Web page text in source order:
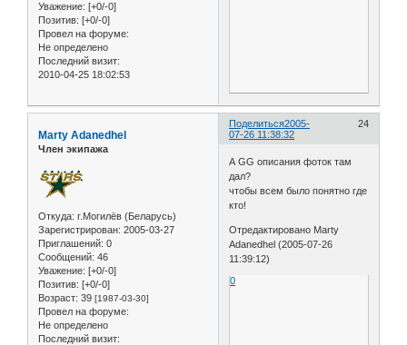
Уважение: [+0/-0]
Позитив: [+0/-0]
Провел на форуме:
Не определено
Последний визит:
2010-04-25 18:02:53
Поделиться 24
2005-
07-26 11:38:32
Marty Adanedhel
Член экипажа
Откуда: г.Могилёв (Беларусь)
Зарегистрирован: 2005-03-27
Приглашений: 0
Сообщений: 46
Уважение: [+0/-0]
Позитив: [+0/-0]
Возраст: 39 [1987-03-30]
Провел на форуме:
Не определено
Последний визит:
А GG описания фоток там
дал?
чтобы всем было понятно где
кто!
Отредактировано Marty
Adanedhel (2005-07-26
11:39:12)
0